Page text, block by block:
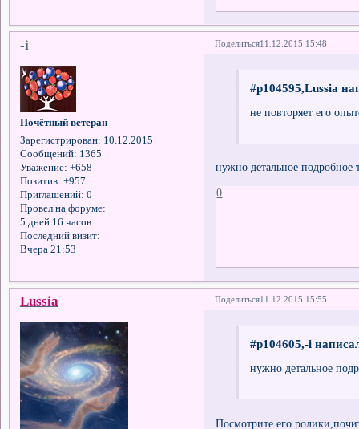
Поделиться11.12.2015 15:48
-i
Почётный ветеран
Зарегистрирован: 10.12.2015
Сообщений: 1365
Уважение: +658
Позитив: +957
Приглашений: 0
Провел на форуме:
5 дней 16 часов
Последний визит:
Вчера 21:53
#p104595,Lussia
не повторяет его
нужно детальное подробное
0
Поделиться11.12.2015 15:55
Lussia
#p104605,-i
нужно детальное
Посмотрите его